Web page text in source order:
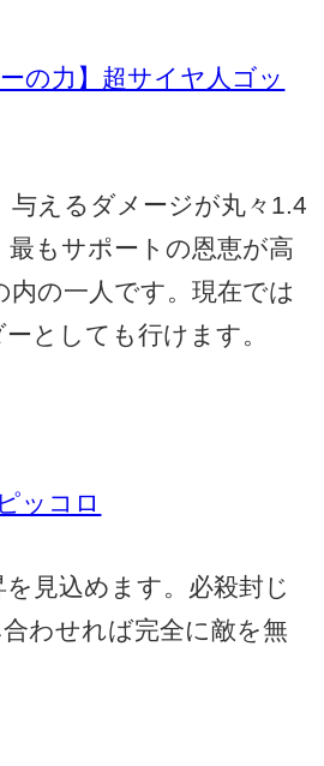
の力】超サイヤ人ゴッ
えるダメージが丸々 1.4
もサポートの恩恵が高
の一人です。現在では
としても行けます。
ッコロ
見込めます。必殺封じ
わせれば完全に敵を無